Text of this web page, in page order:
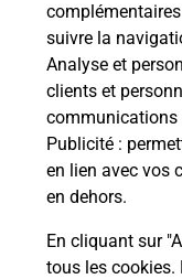
suivre la
Analyse et
clients et
communications
Publicité :
en lien avec vos
en dehors.
En cliquant sur
tous les cookies.